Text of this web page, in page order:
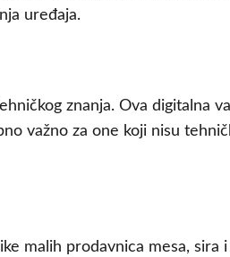
uređaja.
znanja. Ova digitalna
važno za one koji nisu
malih prodavnica mesa, sira